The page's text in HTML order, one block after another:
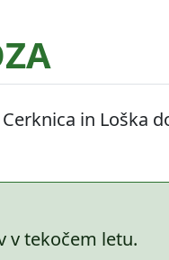
in Loška
v tekočem letu.